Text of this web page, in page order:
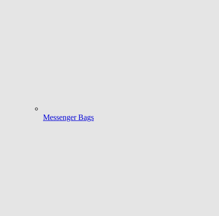
Messenger Bags